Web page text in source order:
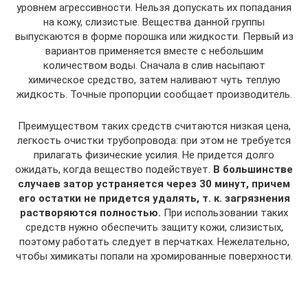
уровнем агрессивности. Нельзя допускать их попадания
на кожу, слизистые. Вещества данной группы
выпускаются в форме порошка или жидкости. Первый из
вариантов применяется вместе с небольшим
количеством воды. Сначала в слив насыпают
химическое средство, затем наливают чуть теплую
жидкость. Точные пропорции сообщает производитель.
Преимуществом таких средств считаются низкая цена,
легкость очистки трубопровода: при этом не требуется
прилагать физические усилия. Не придется долго
ожидать, когда вещество подействует. В большинстве
случаев затор устраняется через 30 минут, причем
его остатки не придется удалять, т. к. загрязнения
растворяются полностью. При использовании таких
средств нужно обеспечить защиту кожи, слизистых,
поэтому работать следует в перчатках. Нежелательно,
чтобы химикаты попали на хромированные поверхности.